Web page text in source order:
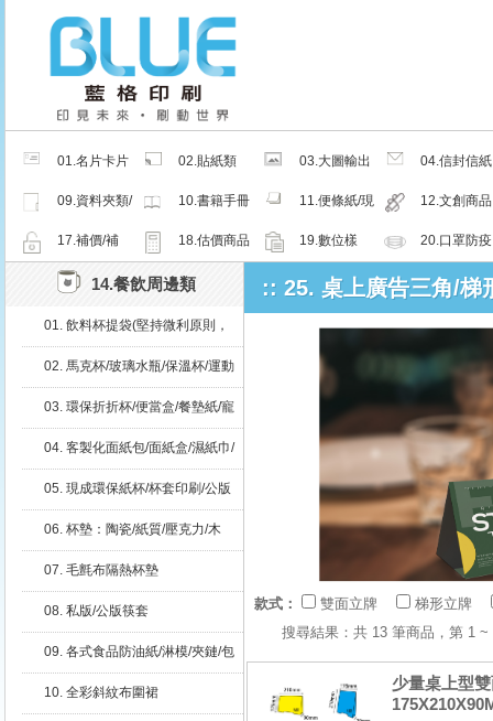
01.名片卡片
02.貼紙類
03.大圖輸出
04.信封信紙
09.資料夾類/
夾鏈密封袋
10.書籍手冊
11.便條紙/現
成品
12.文創商品
17.補價/補
檔/紙樣
18.估價商品 19.數位樣
20.口罩防疫
14.餐飲周邊類
01. 飲料杯提袋(堅持微利原則，
02. 馬克杯/玻璃水瓶/保溫杯/運動
03. 環保折折杯/便當盒/餐墊紙/寵
04. 客製化面紙包/面紙盒/濕紙巾/
05. 現成環保紙杯/杯套印刷/公版
06. 杯墊：陶瓷/紙質/壓克力/木
07. 毛氈布隔熱杯墊
08. 私版/公版筷套
09. 各式食品防油紙/淋模/夾鏈/包
10. 全彩斜紋布圍裙
:: 25. 桌上廣告三角/梯
款式： 雙面立牌
梯形立牌
搜尋結果：共 13 筆商品，
少量桌上型